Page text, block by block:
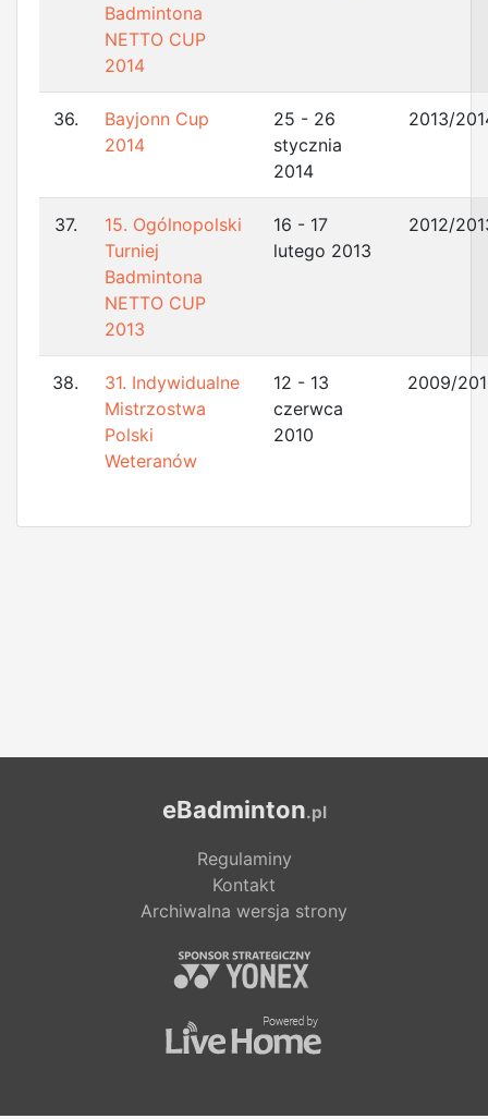
Badmintona
NETTO CUP
2014
36.
Bayjonn Cup
2014
25 - 26
stycznia
2014
2013/
37.
15. Ogólnopolski
Turniej
Badmintona
NETTO CUP
2013
16 - 17
lutego 2013
2012/
38.
31. Indywidualne
Mistrzostwa
Polski
Weteranów
12 - 13
czerwca
2010
2009/
eBadminton.pl
Regulaminy
Kontakt
Archiwalna wersja strony